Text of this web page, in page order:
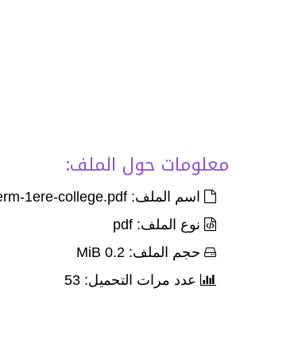
معلومات حول الملف:
اسم الملف: Devoir-3-palier-1-pc-2term-1ere-college.pdf
نوع الملف: pdf
حجم الملف: 0.2 MiB
عدد مرات التحميل: 53